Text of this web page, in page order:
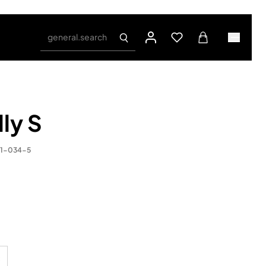
general.search
S
034-5